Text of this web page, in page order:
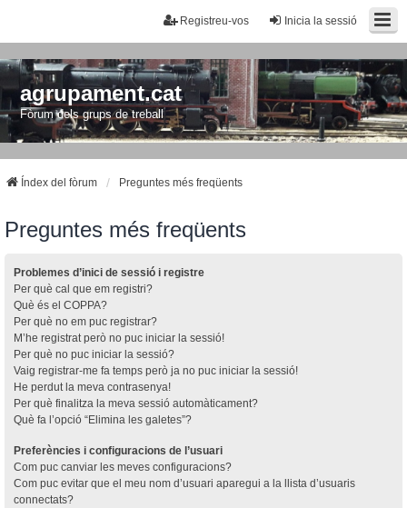
Inicia la sessió
Registreu-vos
agrupament.cat
Fòrum dels grups de treball
Índex del fòrum Preguntes més freqüents
Preguntes més freqüents
Problemes d’inici de sessió i registre
Per què cal que em registri?
Què és el COPPA?
Per què no em puc registrar?
M’he registrat però no puc iniciar la sessió!
Per què no puc iniciar la sessió?
Vaig registrar-me fa temps però ja no puc iniciar la sessió!
He perdut la meva contrasenya!
Per què finalitza la meva sessió automàticament?
Què fa l’opció “Elimina les galetes”?
Preferències i configuracions de l’usuari
Com puc canviar les meves configuracions?
Com puc evitar que el meu nom d’usuari aparegui a la llista d’usuaris
connectats?